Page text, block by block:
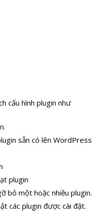
cấu hình plugin như
sẵn có lên WordPress
plugin
bỏ một hoặc nhiều plugin.
các plugin được cài đặt.